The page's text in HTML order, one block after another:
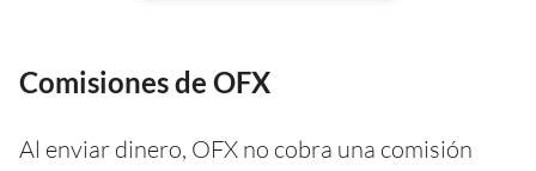
Comisiones de OFX
Al enviar dinero, OFX no cobra una comisión